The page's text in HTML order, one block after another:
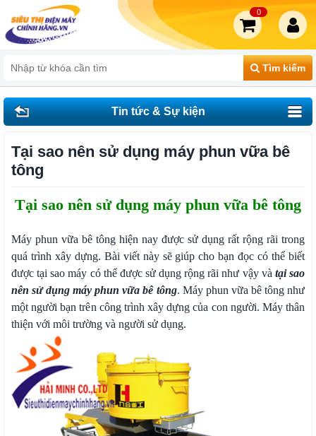
Tìm kiếm
0
Tin tức & Sự kiện
Tại sao nên sử dụng máy phun vữa bê
tông
Tại sao nên sử dụng máy phun vữa bê tông
Máy phun vữa bê tông hiện nay được sử dụng rất rộng rãi trong
quá trình xây dựng. Bài viết này sẽ giúp cho bạn đọc có thể biết
được tại sao máy có thể được sử dụng rộng rãi như vậy và tại sao
nên sử dụng máy phun vữa bê tông. Máy phun vữa bê tông như
một người bạn trên công trình xây dựng của con người. Máy thân
thiện với môi trường và người sử dụng.